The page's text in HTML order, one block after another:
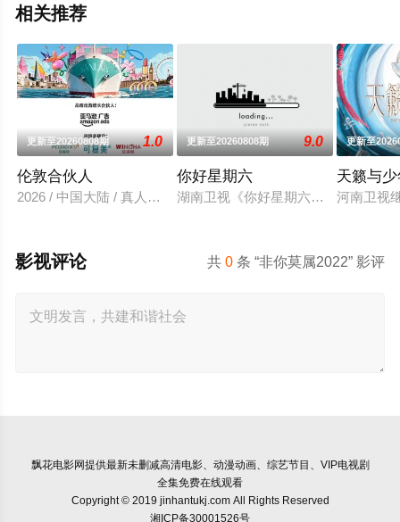
相关推荐
更新至20260808期 1.0
伦敦合伙人
2026 / 中国大陆 / 真人秀,大陆综艺
更新至20260808期 9.0
你好星期六
湖南卫视《你好星期六》2022年1月
更新至
天籁与
河南卫视
共0 条 “非你莫属2022” 影评
影视评论
飘花电影网提供最新未删减高清电影、动漫动画、综艺节目、VIP电视剧
全集免费在线观看
Copyright © 2019 jinhantukj.com All Rights Reserved
湘ICP备30001526号